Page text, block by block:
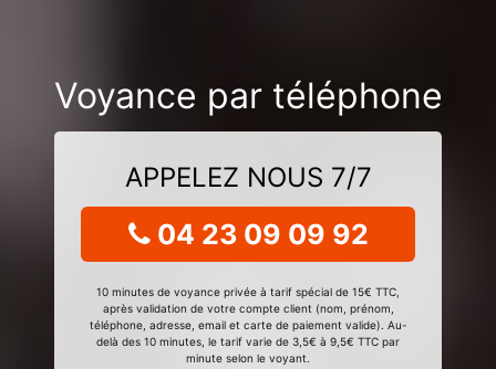
Voyance par téléphone
APPELEZ NOUS 7/7
04 23 09 09 92
10 minutes de voyance privée à tarif spécial de 15€ TTC,
après validation de votre compte client (nom, prénom,
téléphone, adresse, email et carte de paiement valide). Au-
delà des 10 minutes, le tarif varie de 3,5€ à 9,5€ TTC par
minute selon le voyant.